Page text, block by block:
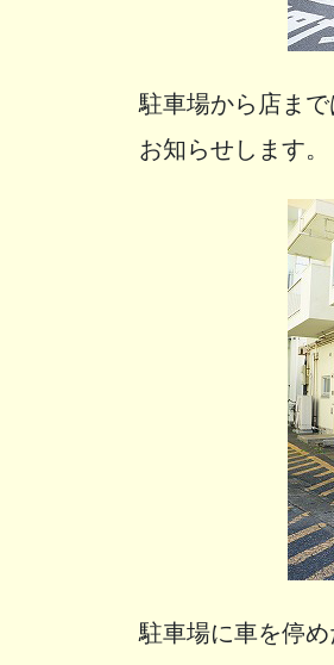
駐車場から店ま
お知らせします。
駐車場に車を停